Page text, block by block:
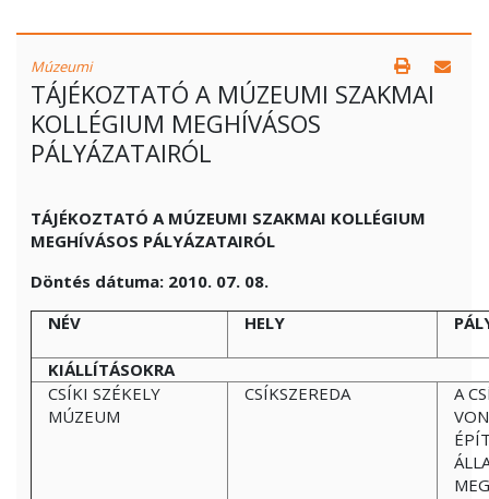
Múzeumi
TÁJÉKOZTATÓ A MÚZEUMI SZAKMAI
KOLLÉGIUM MEGHÍVÁSOS
PÁLYÁZATAIRÓL
TÁJÉKOZTATÓ A MÚZEUMI SZAKMAI KOLLÉGIUM
MEGHÍVÁSOS PÁLYÁZATAIRÓL
Döntés dátuma: 2010. 07. 08.
NÉV
HELY
KIÁLLÍTÁSOKRA
CSÍKI SZÉKELY
MÚZEUM
CSÍKSZEREDA
A